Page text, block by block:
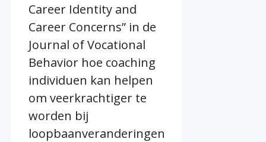
Career Identity and
Career Concerns” in de
Journal of Vocational
Behavior hoe coaching
individuen kan helpen
om veerkrachtiger te
worden bij
loopbaanveranderingen